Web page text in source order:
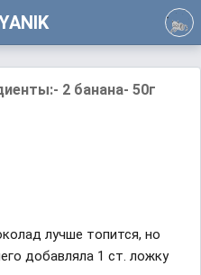
2 банана- 50г
лучше топится, но
добавляла 1 ст. ложку